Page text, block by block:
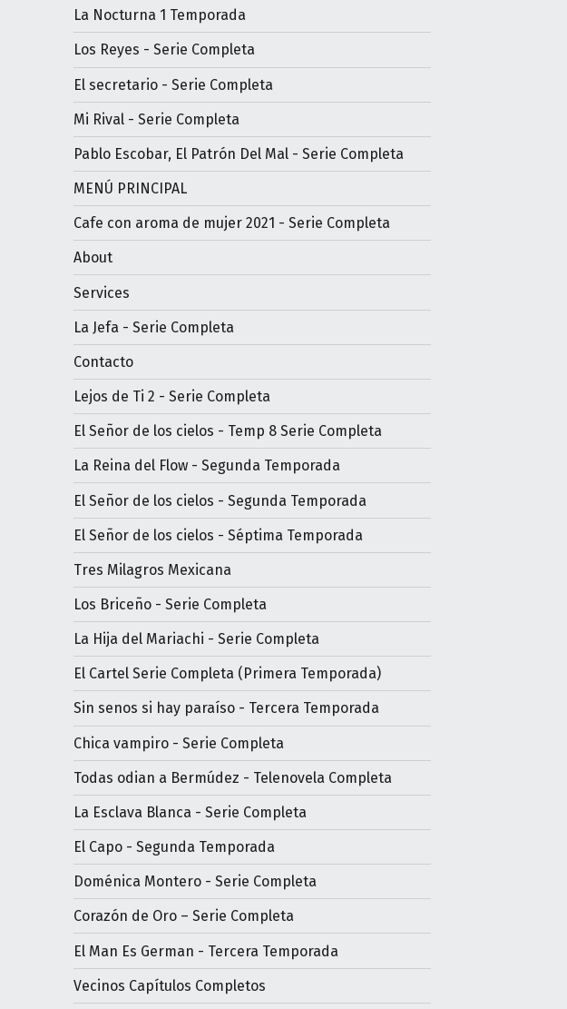
La Nocturna 1 Temporada
Los Reyes - Serie Completa
El secretario - Serie Completa
Mi Rival - Serie Completa
Pablo Escobar, El Patrón Del Mal - Serie Completa
MENÚ PRINCIPAL
Cafe con aroma de mujer 2021 - Serie Completa
About
Services
La Jefa - Serie Completa
Contacto
Lejos de Ti 2 - Serie Completa
El Señor de los cielos - Temp 8 Serie Completa
La Reina del Flow - Segunda Temporada
El Señor de los cielos - Segunda Temporada
El Señor de los cielos - Séptima Temporada
Tres Milagros Mexicana
Los Briceño - Serie Completa
La Hija del Mariachi - Serie Completa
El Cartel Serie Completa (Primera Temporada)
Sin senos si hay paraíso - Tercera Temporada
Chica vampiro - Serie Completa
Todas odian a Bermúdez - Telenovela Completa
La Esclava Blanca - Serie Completa
El Capo - Segunda Temporada
Doménica Montero - Serie Completa
Corazón de Oro – Serie Completa
El Man Es German - Tercera Temporada
Vecinos Capítulos Completos